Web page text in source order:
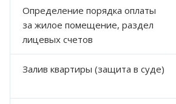
Определение порядка оплаты
за жилое помещение, раздел
лицевых счетов
Залив квартиры (защита в суде)